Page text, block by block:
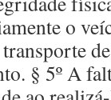
o
§ 5º A